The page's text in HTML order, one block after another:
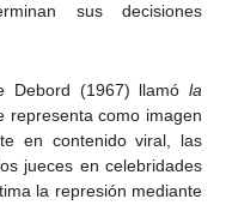
sus decisiones
Debord (1967) llamó la
representa como imagen
en contenido viral, las
jueces en celebridades
la represión mediante